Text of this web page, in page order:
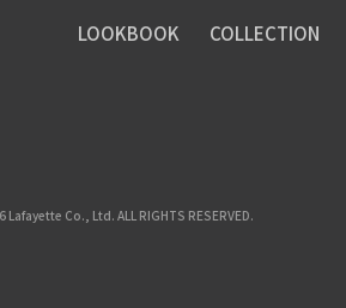
LOOKBOOK COLLECTION
Co., Ltd. ALL RIGHTS RESERVED.